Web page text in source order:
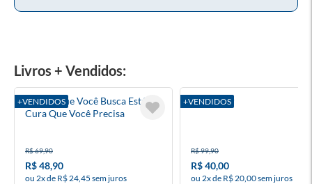
Livros + Vendidos:
+VENDIDOS
A Vida Que Você Busca Está Na
Cura Que Você Precisa
R$ 69,90
R$ 48,90
ou 2x de R$ 24,45 sem juros
+VENDIDOS
Surrender
R$ 99,90
R$ 40,00
ou 2x de R$ 20,00 sem juros